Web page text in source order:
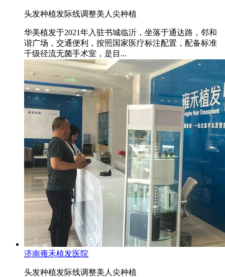
头发种植发际线调整美人尖种植
华美植发于2021年入驻书城临沂，坐落于通达路，邻和
谐广场，交通便利，按照国家医疗标注配置，配备标准
千级径流无菌手术室，是目...
济南雍禾植发医院
头发种植发际线调整美人尖种植